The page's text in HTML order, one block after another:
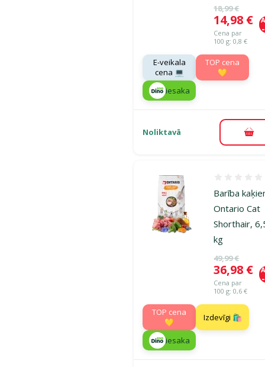
Oriģinālā
18,99 €
Cena
14,98 €
Cena par
100 g: 0,8 €
E-veikala
cena 💻
TOP cena
💛
iesaka
Noliktavā
Barība
Ontario Cat
Shorthair,
kg
Oriģinālā
49,99 €
Cena
36,98 €
Cena par
100 g: 0,6 €
TOP cena
💛
Izdevīgi 🛍️
iesaka